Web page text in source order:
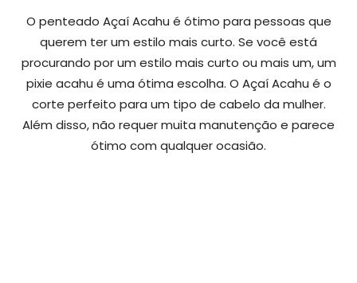
O penteado Açaí Acahu é ótimo para pessoas que
querem ter um estilo mais curto. Se você está
procurando por um estilo mais curto ou mais um, um
pixie acahu é uma ótima escolha. O Açaí Acahu é o
corte perfeito para um tipo de cabelo da mulher.
Além disso, não requer muita manutenção e parece
ótimo com qualquer ocasião.